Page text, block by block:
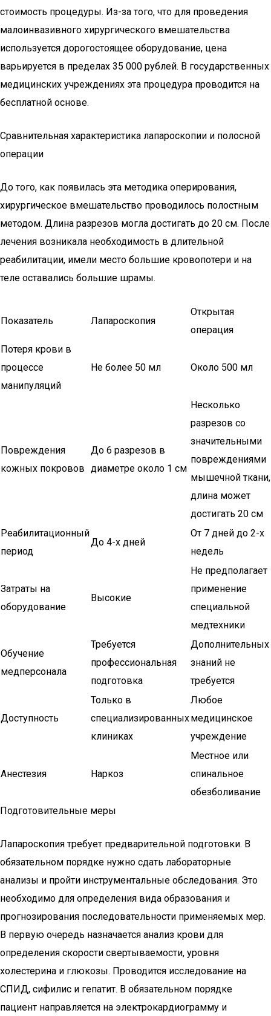
стоимость процедуры. Из-за того, что для проведения
малоинвазивного хирургического вмешательства
используется дорогостоящее оборудование, цена
варьируется в пределах 35 000 рублей. В государственных
медицинских учреждениях эта процедура проводится на
бесплатной основе.
Сравнительная характеристика лапароскопии и полосной
операции
До того, как появилась эта методика оперирования,
хирургическое вмешательство проводилось полостным
методом. Длина разрезов могла достигать до 20 см. После
лечения возникала необходимость в длительной
реабилитации, имели место большие кровопотери и на
теле оставались большие шрамы.
Показатель Лапароскопия
Открытая
операция
Потеря крови в
процессе
манипуляций
Не более 50 мл Около 500 мл
Повреждения
кожных покровов
До 6 разрезов в
диаметре около 1 см
Несколько
разрезов со
значительными
повреждениями
мышечной ткани,
длина может
достигать 20 см
Реабилитационный
период
До 4-х дней
От 7 дней до 2-х
недель
Затраты на
оборудование
Высокие
Не предполагает
применение
специальной
медтехники
Обучение
медперсонала
Требуется
профессиональная
подготовка
Дополнительных
знаний не
требуется
Доступность
Только в
специализированных
клиниках
Любое
медицинское
учреждение
Анестезия Наркоз
Местное или
спинальное
обезболивание
Подготовительные меры
Лапароскопия требует предварительной подготовки. В
обязательном порядке нужно сдать лабораторные
анализы и пройти инструментальные обследования. Это
необходимо для определения вида образования и
прогнозирования последовательности применяемых мер.
В первую очередь назначается анализ крови для
определения скорости свертываемости, уровня
холестерина и глюкозы. Проводится исследование на
СПИД, сифилис и гепатит. В обязательном порядке
пациент направляется на электрокардиограмму и